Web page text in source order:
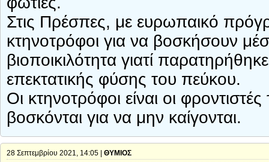
Στις Πρέσπες, με ευρωπαικό
κτηνοτρόφοι για να βοσκήσουν
βιοποικιλότητα γιατί
επεκτατικής φύσης του πεύκου.
Οι κτηνοτρόφοι είναι οι
βοσκόνται για να μην καίγονται.
28 Σεπτεμβρίου 2021, 14:05 | ΘΥΜΙΟΣ